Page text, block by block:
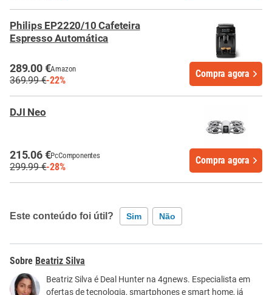
Philips EP2220/10 Cafeteira
Espresso Automática
289.00 €Amazon
369.99 €-22%
Compra agora
DJI Neo
215.06 €PcComponentes
299.99 €-28%
Compra agora
Este conteúdo foi útil? Sim Não
Este conteúdo contém informação incorreta
Este conteúdo não tem a informação que procuro
Beatriz Silva
Beatriz Silva é Deal Hunter na 4gnews. Especialista em
ofertas de tecnologia, smartphones e smart home, já